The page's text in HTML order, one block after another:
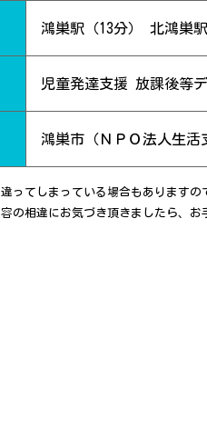
鴻巣駅（13分） 北鴻巣駅
児童発達支援 放課後等
鴻巣市（ＮＰＯ法人生活
ってしまっている場合もあります
の相違にお気づき頂きましたら、